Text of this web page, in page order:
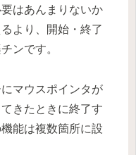
はあんまりないか
より、開始・終了
ンです。
マウスポインタが
きたときに終了す
能は複数箇所に設